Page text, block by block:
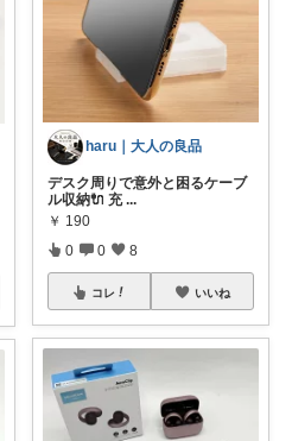
haru｜大人の良品
デスク周りで意外と困るケーブ
ル収納🔌 充 ...
￥ 190
0 0 8
コレ いいね